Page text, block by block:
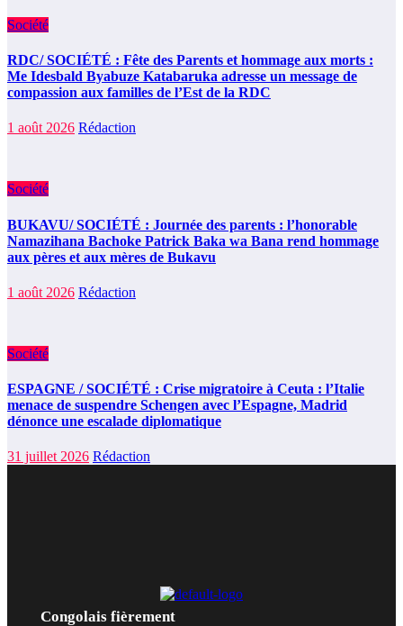
Société
RDC/ SOCIÉTÉ : Fête des Parents et hommage aux morts :
Me Idesbald Byabuze Katabaruka adresse un message de
compassion aux familles de l’Est de la RDC
1 août 2026 Rédaction
Société
BUKAVU/ SOCIÉTÉ : Journée des parents : l’honorable
Namazihana Bachoke Patrick Baka wa Bana rend hommage
aux pères et aux mères de Bukavu
1 août 2026 Rédaction
Société
ESPAGNE / SOCIÉTÉ : Crise migratoire à Ceuta : l’Italie
menace de suspendre Schengen avec l’Espagne, Madrid
dénonce une escalade diplomatique
31 juillet 2026 Rédaction
Congolais fièrement